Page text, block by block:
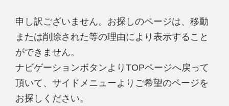
申し訳ございません。お探しのページは、移動
または削除された等の理由により表示すること
ができません。
ナビゲーションボタンよりTOPページへ戻って
頂いて、サイドメニューよりご希望のページを
お探しください。